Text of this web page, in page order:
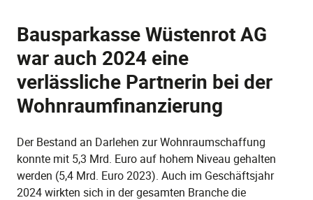
Bausparkasse Wüstenrot AG
war auch 2024 eine
verlässliche Partnerin bei der
Wohnraumfinanzierung
Der Bestand an Darlehen zur Wohnraumschaffung
konnte mit 5,3 Mrd. Euro auf hohem Niveau gehalten
werden (5,4 Mrd. Euro 2023). Auch im Geschäftsjahr
2024 wirkten sich in der gesamten Branche die